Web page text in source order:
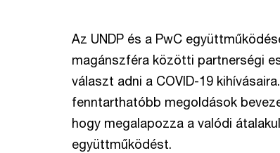
Az UNDP és a PwC
magánszféra közötti partnerségi
választ adni a COVID-19
fenntarthatóbb megoldások
hogy megalapozza a valódi
együttműködést.